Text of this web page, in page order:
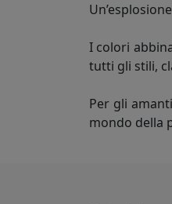
I colori
tutti gli stili,
Per gli
mondo della